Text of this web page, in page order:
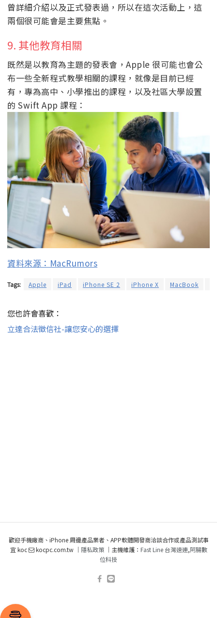
曾詳細介紹以及正式發表過，所以在這次活動上，這
兩個很可能會是主要焦點。
9. 其他教育相關
既然是以教育為主題的發表會，Apple 很可能也會公
布一些全新程式教學相關的課程，就像是目前已經
有，專為高中、小學推出的課程，以及社區大學設置
的 Swift App 課程：
資料來源：MacRumors
Tags: Apple iPad iPhone SE 2 iPhone X MacBook
您也許會喜歡：
立達合法徵信社-讓您安心的選擇
歡迎手機廠商、iPhone 周邊產品業者、APP軟體開發商洽談合作或產品測試事
宜 koc
kocpc.com.tw ｜ 隱私政策｜主機維護： Fast Line 台灣速連,阿腸數
位科技